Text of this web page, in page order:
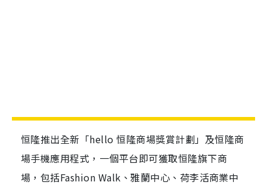
恒隆推出全新「hello 恒隆商場獎賞計劃」及恒隆商
場手機應用程式，一個平台即可獲取恒隆旗下商
場，包括Fashion Walk、雅蘭中心、荷李活商業中